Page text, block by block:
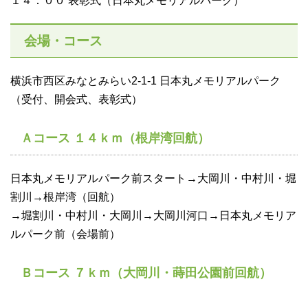
会場・コース
横浜市西区みなとみらい2-1-1 日本丸メモリアルパーク
（受付、開会式、表彰式）
Ａコース １４ｋｍ（根岸湾回航）
日本丸メモリアルパーク前スタート→大岡川・中村川・堀
割川→根岸湾（回航）
→堀割川・中村川・大岡川→大岡川河口→日本丸メモリア
ルパーク前（会場前）
Ｂコース ７ｋｍ（大岡川・蒔田公園前回航）